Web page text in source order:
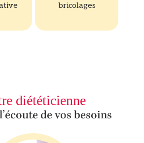
bricolages
diététicienne
de vos besoins